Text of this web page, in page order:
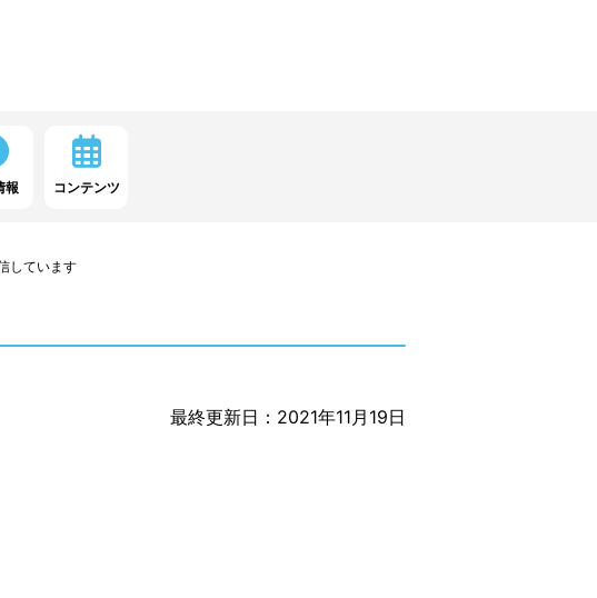
報 コンテンツ
しています
最終更新日：2021年11月19日